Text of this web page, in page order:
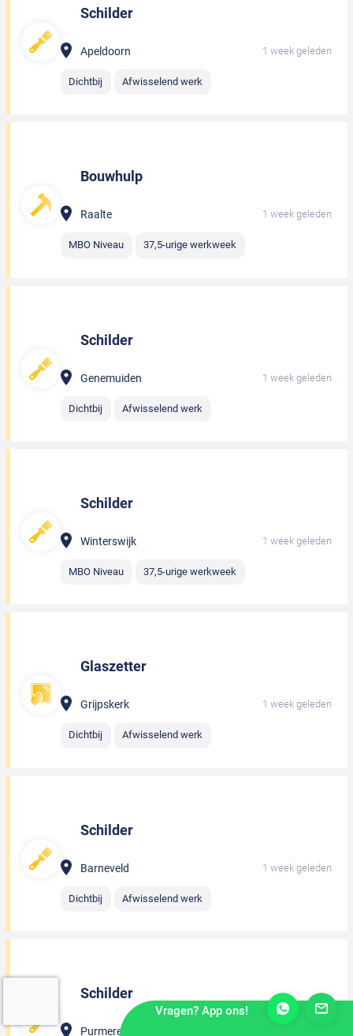
Schilder
Apeldoorn 1 week geleden
Dichtbij Afwisselend werk
Bouwhulp
Raalte 1 week geleden
MBO Niveau 37,5-urige werkweek
Schilder
Genemuiden 1 week geleden
Dichtbij Afwisselend werk
Schilder
Winterswijk 1 week geleden
MBO Niveau 37,5-urige werkweek
Glaszetter
Grijpskerk 1 week geleden
Dichtbij Afwisselend werk
Schilder
Barneveld 1 week geleden
Dichtbij Afwisselend werk
Schilder
Purmerend
Vragen? App ons!